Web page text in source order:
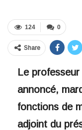
0
124
Share
Le
annoncé,
fonctions de
adjoint du